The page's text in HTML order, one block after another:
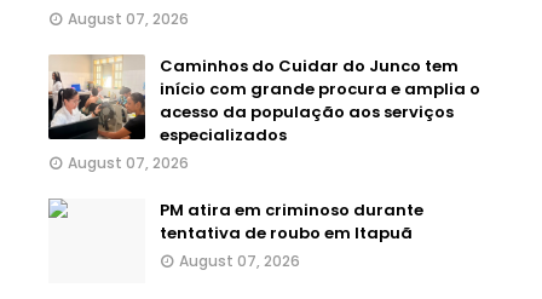
August 07, 2026
Caminhos do Cuidar do Junco tem
início com grande procura e amplia o
acesso da população aos serviços
especializados
August 07, 2026
PM atira em criminoso durante
tentativa de roubo em Itapuã
August 07, 2026